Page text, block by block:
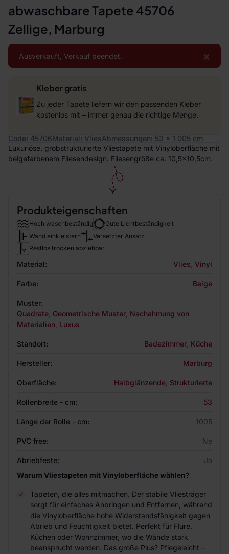
abwaschbare Tapete 45706
Zellige, Marburg
×
Ausverkauft, Verkauf beendet.
Kleber gratis
Zu jeder Tapete liefern wir den passenden Kleber
kostenlos mit – immer genau die richtige Menge.
Code: 45706Material: VliesAbmessungen: 53 x 1 005 cm
Luxuriöse, grobstrukturierte Vliestapete mit Vinyloberfläche mit
beigefarbenem Fliesendesign. Fliesengröße ca. 10,5x10,5cm.
Produkteigenschaften
Hoch waschbeständig
Gute Lichtbeständigkeit
Wand einkleistern
Versetzter Ansatz
Restlos trocken abziehbar
Material: Vlies Vinyl
Farbe: Beige
Muster:
Quadrate Geometrische Muster Nachahmung von
Materialien Luxus
Standort: Badezimmer Küche
Hersteller: Marburg
Oberfläche: Halbglänzende Strukturierte
Rollenbreite - cm: 53
Länge der Rolle - cm: 1005
PVC free: Ne
Abriebfeste:
Ja
Warum Vliestapeten mit Vinyloberfläche wählen?
Tapeten, die alles mitmachen. Der stabile Vliesträger
sorgt für einfaches Anbringen und Entfernen, während
die Vinyloberfläche hohe Widerstandsfähigkeit gegen
Abrieb und Feuchtigkeit bietet. Perfekt für Flure,
Küchen oder Wohnzimmer, wo die Wände stark
beansprucht werden. Das große Plus? Pflegeleicht –